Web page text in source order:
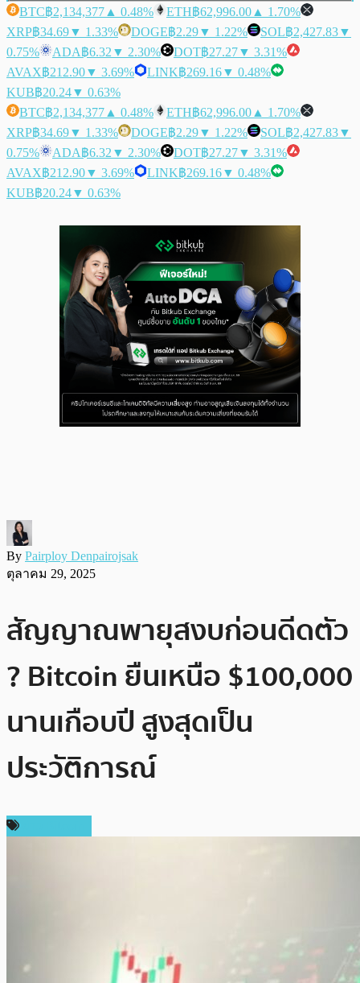
BTC฿2,134,377 ▲ 0.48% ETH฿62,996.00 ▲ 1.70%
XRP฿34.69▼ 1.33% DOGE฿2.29▼ 1.22% SOL฿2,427.83▼
0.75%
ADA฿6.32 ▼ 2.30% DOT฿27.27▼ 3.31%
AVAX฿212.90▼ 3.69% LINK฿269.16▼ 0.48%
KUB฿20.24▼ 0.63%
BTC฿2,134,377 ▲ 0.48% ETH฿62,996.00 ▲ 1.70%
XRP฿34.69▼ 1.33% DOGE฿2.29▼ 1.22% SOL฿2,427.83▼
0.75%
ADA฿6.32 ▼ 2.30% DOT฿27.27▼ 3.31%
AVAX฿212.90▼ 3.69% LINK฿269.16▼ 0.48%
KUB฿20.24▼ 0.63%
By Pairploy Denpairojsak
ตุลาคม 29, 2025
สัญญาณพายุสงบก่อนดีดตัว
? Bitcoin ยืนเหนือ $100,000
นานเกือบปี สูงสุดเป็น
ประวัติการณ์